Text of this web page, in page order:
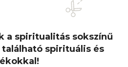
a spiritualitás sokszínű
spirituális és